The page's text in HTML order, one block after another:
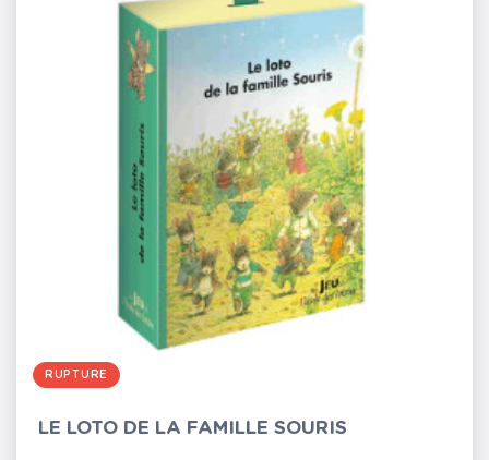
RUPTURE
LE LOTO DE LA FAMILLE SOURIS